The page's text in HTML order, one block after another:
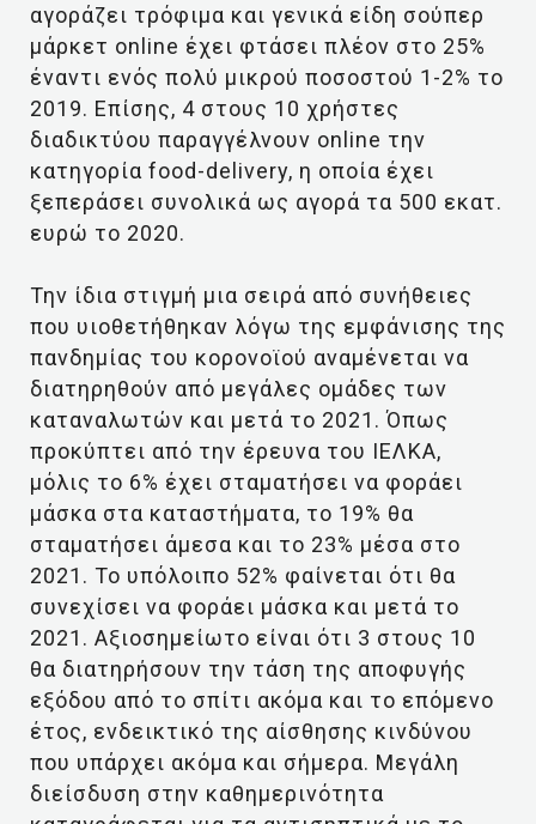
αγοράζει τρόφιμα και γενικά είδη σούπερ
μάρκετ online έχει φτάσει πλέον στο 25%
έναντι ενός πολύ μικρού ποσοστού 1-2% το
2019. Επίσης, 4 στους 10 χρήστες
διαδικτύου παραγγέλνουν online την
κατηγορία food-delivery, η οποία έχει
ξεπεράσει συνολικά ως αγορά τα 500 εκατ.
ευρώ το 2020.
Την ίδια στιγμή μια σειρά από συνήθειες
που υιοθετήθηκαν λόγω της εμφάνισης της
πανδημίας του κορονοϊού αναμένεται να
διατηρηθούν από μεγάλες ομάδες των
καταναλωτών και μετά το 2021. Όπως
προκύπτει από την έρευνα του ΙΕΛΚΑ,
μόλις το 6% έχει σταματήσει να φοράει
μάσκα στα καταστήματα, το 19% θα
σταματήσει άμεσα και το 23% μέσα στο
2021. Το υπόλοιπο 52% φαίνεται ότι θα
συνεχίσει να φοράει μάσκα και μετά το
2021. Αξιοσημείωτο είναι ότι 3 στους 10
θα διατηρήσουν την τάση της αποφυγής
εξόδου από το σπίτι ακόμα και το επόμενο
έτος, ενδεικτικό της αίσθησης κινδύνου
που υπάρχει ακόμα και σήμερα. Μεγάλη
διείσδυση στην καθημερινότητα